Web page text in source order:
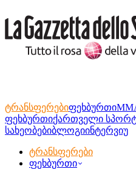
ტრანსფერებიფეხბურთი
ფეხბურთიქართველი
სახეობებიბლოგიინტერვიუ
ტრანსფერები
ფეხბურთი